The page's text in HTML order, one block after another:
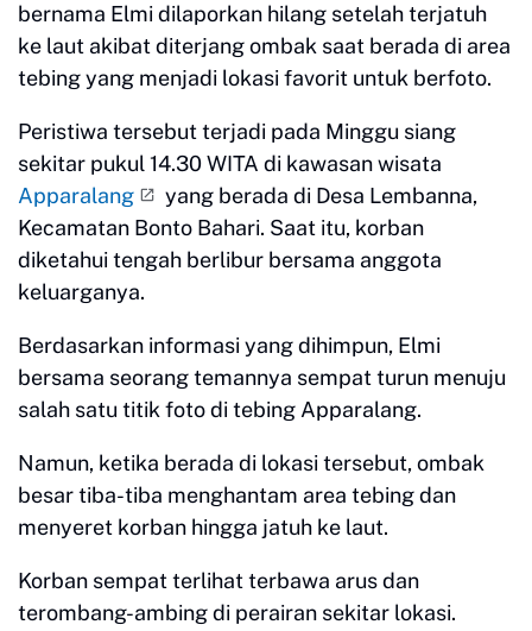
bernama Elmi dilaporkan hilang setelah terjatuh
ke laut akibat diterjang ombak saat berada di area
tebing yang menjadi lokasi favorit untuk berfoto.
Peristiwa tersebut terjadi pada Minggu siang
sekitar pukul 14.30 WITA di kawasan wisata
Apparalang
yang berada di Desa Lembanna,
Kecamatan Bonto Bahari. Saat itu, korban
diketahui tengah berlibur bersama anggota
keluarganya.
Berdasarkan informasi yang dihimpun, Elmi
bersama seorang temannya sempat turun menuju
salah satu titik foto di tebing Apparalang.
Namun, ketika berada di lokasi tersebut, ombak
besar tiba-tiba menghantam area tebing dan
menyeret korban hingga jatuh ke laut.
Korban sempat terlihat terbawa arus dan
terombang-ambing di perairan sekitar lokasi.